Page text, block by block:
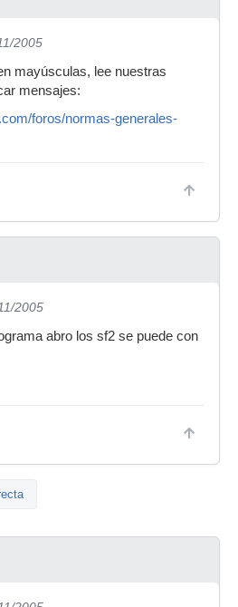
2005
mayúsculas, lee nuestras
mensajes:
foros/normas-generales-
2005
abro los sf2 se puede con